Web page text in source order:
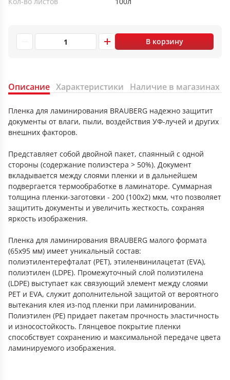
В корзину
Описание Характеристики Наличие в магазинах
Пленка для ламинирования BRAUBERG надежно защитит
документы от влаги, пыли, воздействия УФ-лучей и других
внешних факторов.
Представляет собой двойной пакет, спаянный с одной
стороны (содержание полиэстера > 50%). Документ
вкладывается между слоями пленки и в дальнейшем
подвергается термообработке в ламинаторе. Суммарная
толщина пленки-заготовки - 200 (100х2) мкм, что позволяет
защитить документы и увеличить жесткость, сохраняя
яркость изображения.
Пленка для ламинирования BRAUBERG малого формата
(65х95 мм) имеет уникальный состав:
полиэтилентерефталат (PET), этиленвинилацетат (EVA),
полиэтилен (LDPE). Промежуточный слой полиэтилена
(LDPE) выступает как связующий элемент между слоями
PET и EVA, служит дополнительной защитой от вероятного
вытекания клея из-под пленки при ламинировании.
Полиэтилен (PE) придает пакетам прочность эластичность
и износостойкость. Глянцевое покрытие пленки
способствует сохранению и максимальной передаче цвета
ламинируемого изображения.